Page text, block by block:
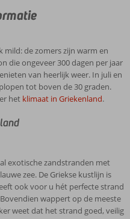
mild: de zomers zijn warm en
die ongeveer 300 dagen per jaar
van heerlijk weer. In juli en
tot boven de 30 graden.
het klimaat in Griekenland.
exotische zandstranden met
zee. De Griekse kustlijn is
ook voor u hét perfecte strand
wappert op de meeste
weet dat het strand goed, veilig